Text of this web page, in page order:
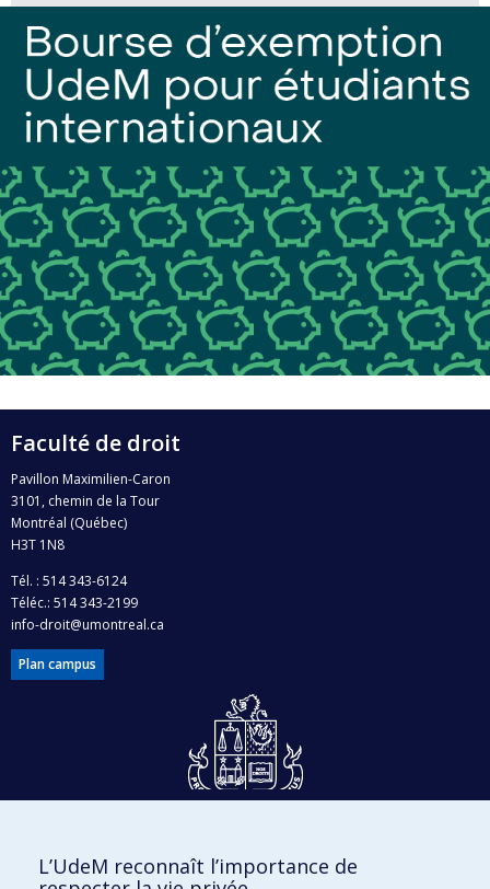
Faculté de droit
Pavillon Maximilien-Caron
3101, chemin de la Tour
Montréal (Québec)
H3T 1N8
Tél. : 514 343-6124
Téléc.: 514 343-2199
info-droit@umontreal.ca
Plan campus
Accès protégé
L’UdeM reconnaît l’importance de